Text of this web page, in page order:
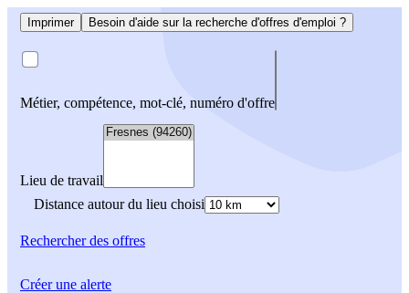
Imprimer Besoin d'aide sur la recherche d'offres d'emploi ?
Métier, compétence, mot-clé, numéro d'offre
Lieu de travail
Distance autour du lieu choisi
Rechercherdes offres
Créer une alerte